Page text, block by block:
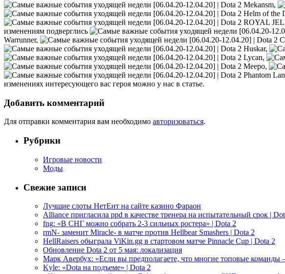
Mekansm,
Helm of the
ROYAL
изменениям подверглись
Warrunner,
Huskar,
Lycan,
Meepo,
Phantom
изменениях интересующего вас героя можно у нас в статье.
Добавить комментарий
Для отправки комментария вам необходимо авторизоваться.
Рубрики
Игровые новости
Моды
Свежие записи
Лучшие слоты НетЕнт на сайте казино Фараон
Alliance пригласила ppd в качестве тренера на испытательный срок |
fng: «В СНГ можно собрать 2-3 сильных ростера» | Dota 2
rmN- заменит Miracle- в матче против Hellbear Smashers | Dota 2
HellRaisers обыграла ViKin.gg в стартовом матче Pinnacle Cup | Dota 2
Обновление Dota 2 от 5 мая: локализация
Марк Авербух: «Если вы предполагаете, что многие топовые
Kyle: «Dota на подъеме» | Dota 2